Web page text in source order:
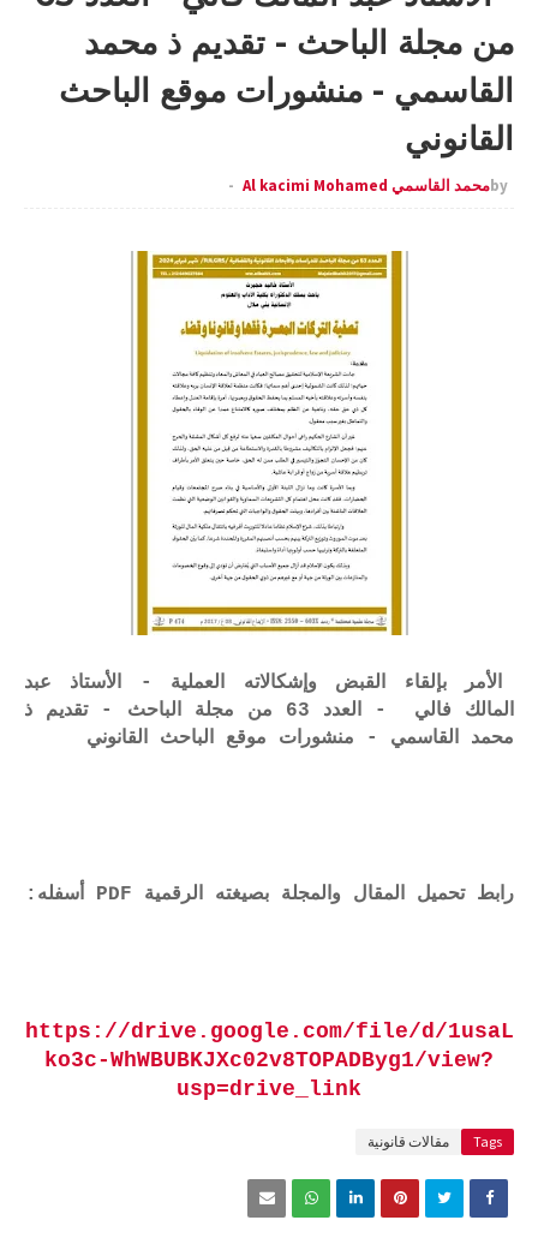
من مجلة الباحث - تقديم ذ محمد
القاسمي - منشورات موقع الباحث
القانوني
byمحمد القاسمي Al kacimi Mohamed
الأمر بإلقاء القبض وإشكالاته العملية - الأستاذ عبد
المالك فالي - العدد 63 من مجلة الباحث - تقديم ذ
محمد القاسمي - منشورات موقع الباحث القانوني
رابط تحميل المقال والمجلة بصيغته الرقمية PDF أسفله:
https://drive.google.com/file/d/1usaL
ko3c-WhWBUBKJXc02v8TOPADByg1/view?
usp=drive_link
Tags مقالات قانونية